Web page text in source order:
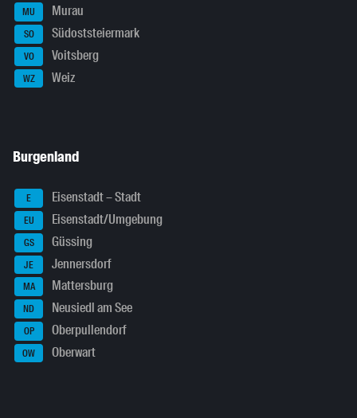
MU Murau
SO Südoststeiermark
VO Voitsberg
WZ Weiz
Burgenland
E Eisenstadt – Stadt
EU Eisenstadt/Umgebung
GS Güssing
JE Jennersdorf
MA Mattersburg
ND Neusiedl am See
OP Oberpullendorf
OW Oberwart